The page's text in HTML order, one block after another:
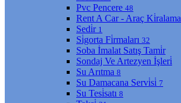
Pvc Pencere 48
Rent A Car - Araç Ki̇ralama
Sedi̇r 1
Si̇gorta Fi̇rmaları 32
Soba İmalat Satış Tami̇r
Sondaj Ve Artezyen İşleri̇
Su Arıtma 8
Su Damacana Servi̇si̇ 7
Su Tesi̇satı 8